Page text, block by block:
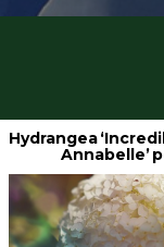
Klimop aan
80/100